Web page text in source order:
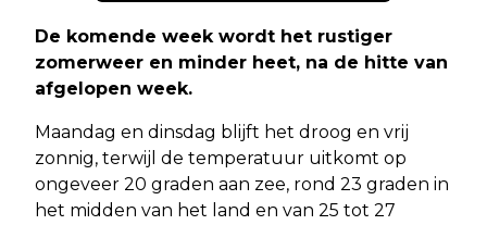
De komende week wordt het rustiger
zomerweer en minder heet, na de hitte van
afgelopen week.
Maandag en dinsdag blijft het droog en vrij
zonnig, terwijl de temperatuur uitkomt op
ongeveer 20 graden aan zee, rond 23 graden in
het midden van het land en van 25 tot 27